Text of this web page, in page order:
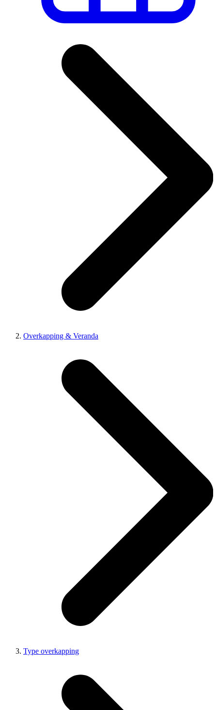
Overkapping & Veranda
Type overkapping